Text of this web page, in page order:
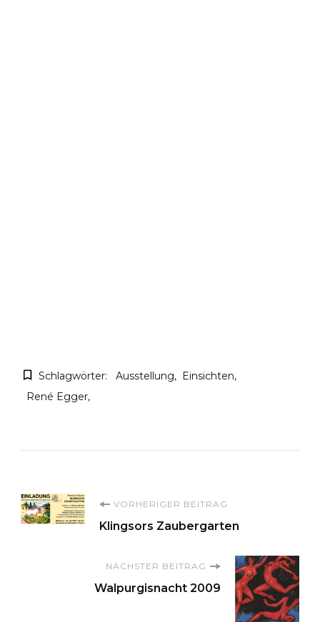
Schlagwörter: Ausstellung
Einsichten
René Egger
Beitragsnavigation
VORHERIGER BEITRAG
Klingsors Zaubergarten
NÄCHSTER BEITRAG
Walpurgisnacht 2009